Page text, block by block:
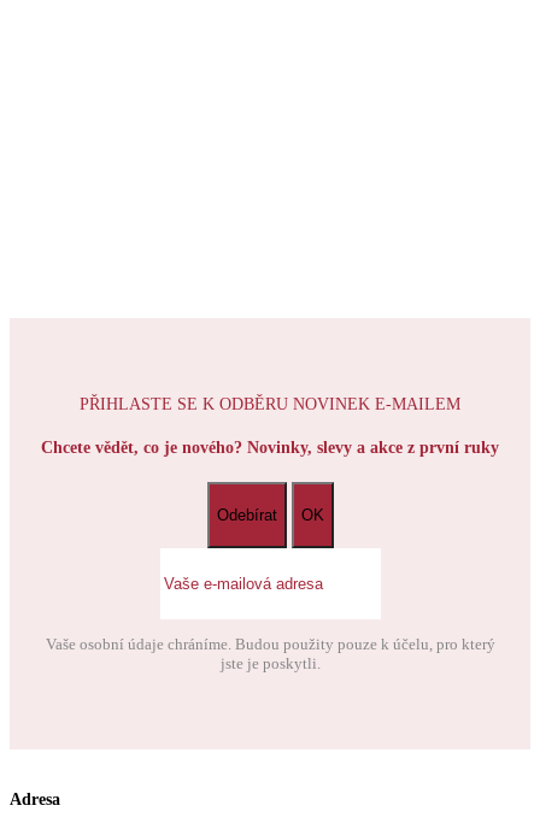
PŘIHLASTE SE K ODBĚRU NOVINEK E-MAILEM
Chcete vědět, co je nového? Novinky, slevy a akce z první ruky
Vaše osobní údaje chráníme. Budou použity pouze k účelu, pro který
jste je poskytli.
Adresa